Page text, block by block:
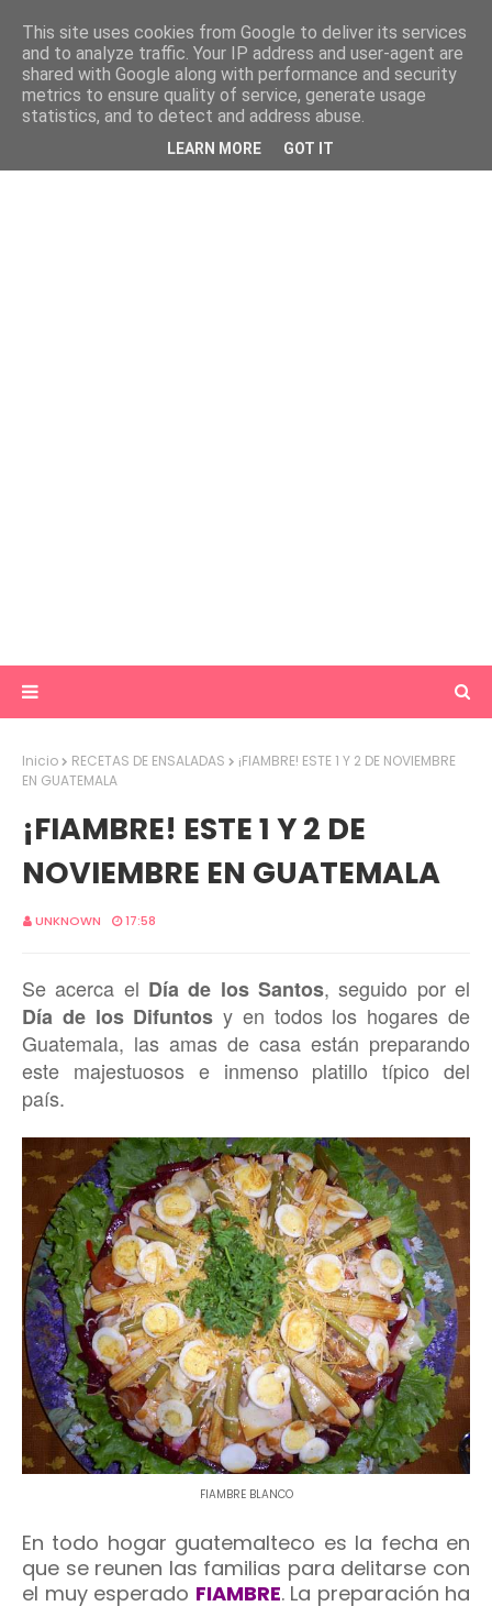
Inicio RECETAS DE ENSALADAS
¡FIAMBRE! ESTE 1 Y 2 DE NOVIEMBRE
EN GUATEMALA
¡FIAMBRE! ESTE 1 Y 2 DE
NOVIEMBRE EN GUATEMALA
UNKNOWN 17:58
Se acerca el Día de los Santos, seguido por el
Día de los Difuntos y en todos los hogares de
Guatemala, las amas de casa están preparando
este majestuosos e inmenso platillo típico del
país.
FIAMBRE BLANCO
En todo hogar guatemalteco es la fecha en
que se reunen las familias para delitarse con
el muy esperado FIAMBRE. La preparación ha
This site uses cookies from Google to deliver its services
and to analyze traffic. Your IP address and user-agent are
shared with Google along with performance and security
metrics to ensure quality of service, generate usage
statistics, and to detect and address abuse.
LEARN MORE GOT IT